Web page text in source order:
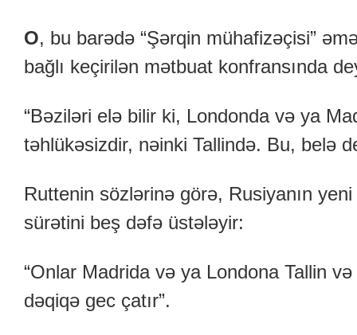
O, bu barədə “Şərqin mühafizəçisi”
bağlı keçirilən mətbuat konfransında
“Bəziləri elə bilir ki, Londonda və ya
təhlükəsizdir, nəinki Tallində. Bu, belə
Ruttenin sözlərinə görə, Rusiyanın
sürətini beş dəfə üstələyir:
“Onlar Madrida və ya Londona Tallin
dəqiqə gec çatır”.